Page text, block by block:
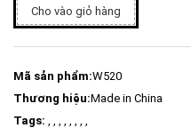
Cho vào giỏ hàng
Mã sản phẩm:W520
Thương hiệu:Made in China
Tags: , , , , , , , ,